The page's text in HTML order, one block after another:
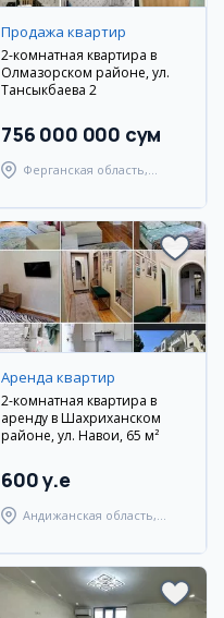
Продажа квартир
2-комнатная квартира в
Олмазорском районе, ул.
Тансыкбаева 2
756 000 000 сум
Ферганская область,
Аренда квартир
2-комнатная квартира в
аренду в Шахриханском
районе, ул. Навои, 65 м²
600 y.e
Андижанская область,